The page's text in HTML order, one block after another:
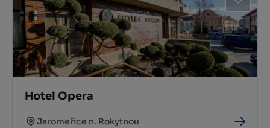
Hotel Opera
Jaromeřice n. Rokytnou